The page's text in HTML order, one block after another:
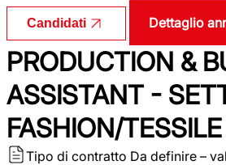
Candidati Dettaglio
PRODUCTION &
ASSISTANT -
FASHION/TESSILE
Tipo di contratto Da definire –